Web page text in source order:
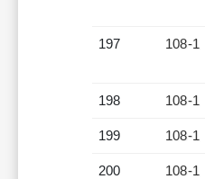
197 108-1
198 108-1
199 108-1
200 108-1